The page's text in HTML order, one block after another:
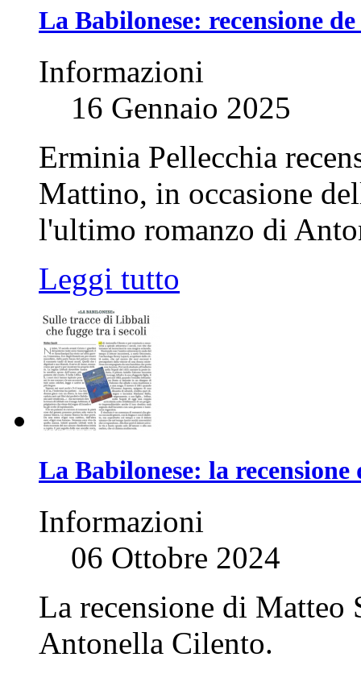
La Babilonese: recensione
Informazioni
16 Gennaio 2025
Erminia Pellecchia
Mattino, in occasione
l'ultimo romanzo di
Leggi tutto
La Babilonese: la
Informazioni
06 Ottobre 2024
La recensione di
Antonella Cilento.